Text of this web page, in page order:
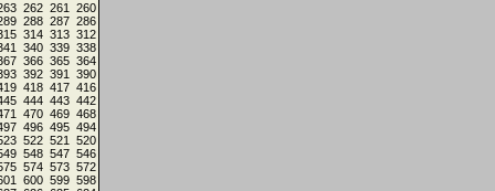
260
261
262
286
287
288
312
313
314
338
339
340
364
365
366
390
391
392
416
417
418
442
443
444
468
469
470
494
495
496
520
521
522
546
547
548
572
573
574
598
599
600